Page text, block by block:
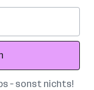
– sonst nichts!